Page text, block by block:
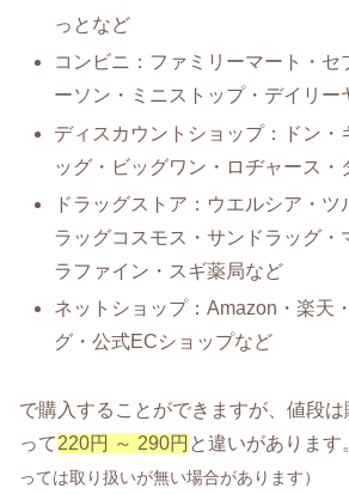
っとなど
コンビニ：ファミリーマート・セ
ーソン・ミニストップ・デイリー
ディスカウントショップ：ドン・
ッグ・ビッグワン・ロヂャース・
ドラッグストア：ウエルシア・ツ
ラッグコスモス・サンドラッグ・
ラファイン・スギ薬局など
ネットショップ：Amazon・楽天
グ・公式ECショップなど
で購入することができますが、値段
って220円 ～ 290円 と違いがあります
っては取り扱いが無い場合があります）